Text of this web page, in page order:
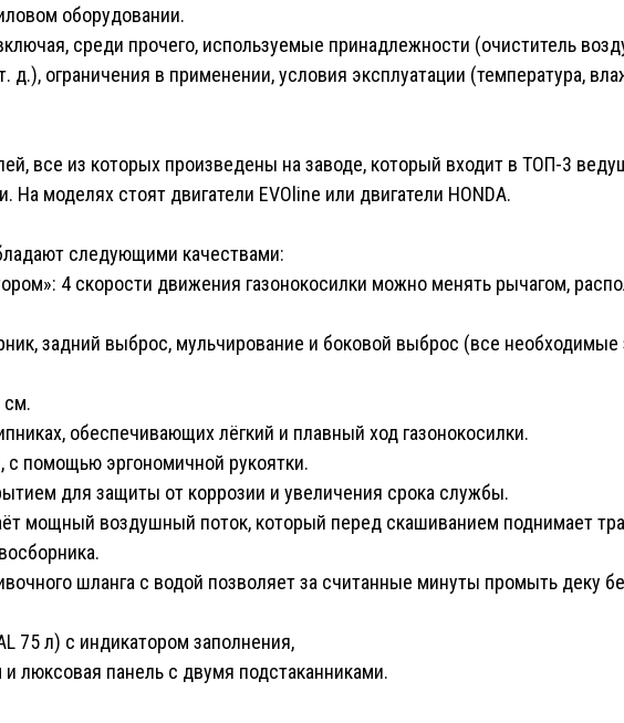
оборудовании.
среди прочего, используемые принадлежности (очиститель
д.), ограничения в применении, условия эксплуатации (температура,
все из которых произведены на заводе, который входит в ТОП-3
На моделях стоят двигатели EVOline или двигатели HONDA.
следующими качествами:
4 скорости движения газонокосилки можно менять рычагом,
задний выброс, мульчирование и боковой выброс (все
см.
обеспечивающих лёгкий и плавный ход газонокосилки.
помощью эргономичной рукоятки.
для защиты от коррозии и увеличения срока службы.
мощный воздушный поток, который перед скашиванием поднимает
шланга с водой позволяет за считанные минуты промыть деку
75 л) с индикатором заполнения,
люксовая панель с двумя подстаканниками.